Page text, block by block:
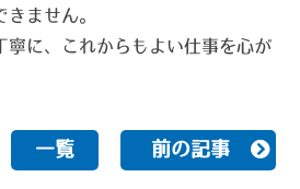
ません。
寧に、これからもよい仕事を心が
一覧 前の記事